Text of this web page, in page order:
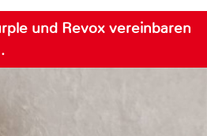
und Revox vereinbaren